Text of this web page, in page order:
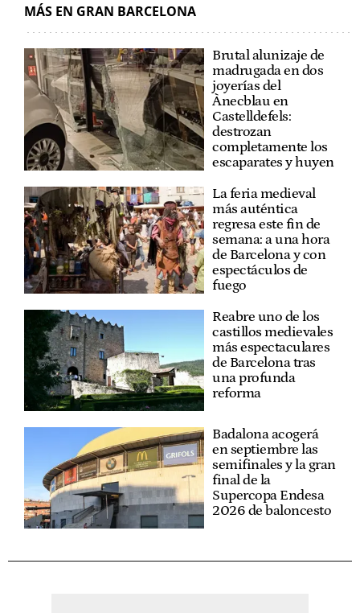
MÁS EN GRAN BARCELONA
Brutal alunizaje de
madrugada en dos
joyerías del
Ànecblau en
Castelldefels:
destrozan
completamente los
escaparates y huyen
La feria medieval
más auténtica
regresa este fin de
semana: a una hora
de Barcelona y con
espectáculos de
fuego
Reabre uno de los
castillos medievales
más espectaculares
de Barcelona tras
una profunda
reforma
Badalona acogerá
en septiembre las
semifinales y la gran
final de la
Supercopa Endesa
2026 de baloncesto